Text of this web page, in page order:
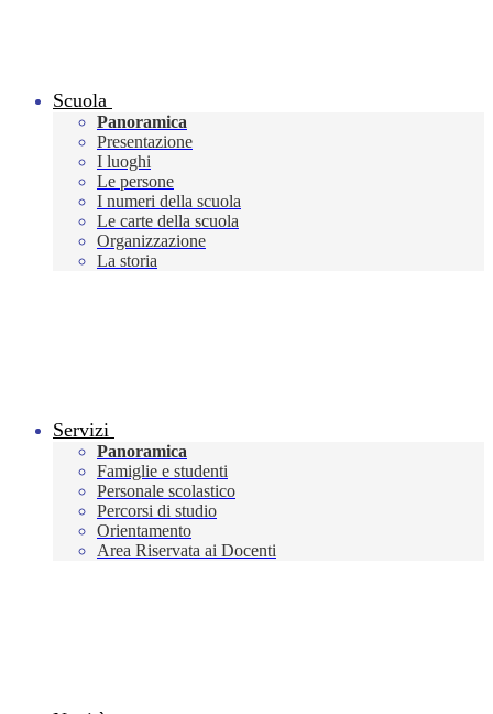
Scuola
Panoramica
Presentazione
I luoghi
Le persone
I numeri della scuola
Le carte della scuola
Organizzazione
La storia
Servizi
Panoramica
Famiglie e studenti
Personale scolastico
Percorsi di studio
Orientamento
Area Riservata ai Docenti